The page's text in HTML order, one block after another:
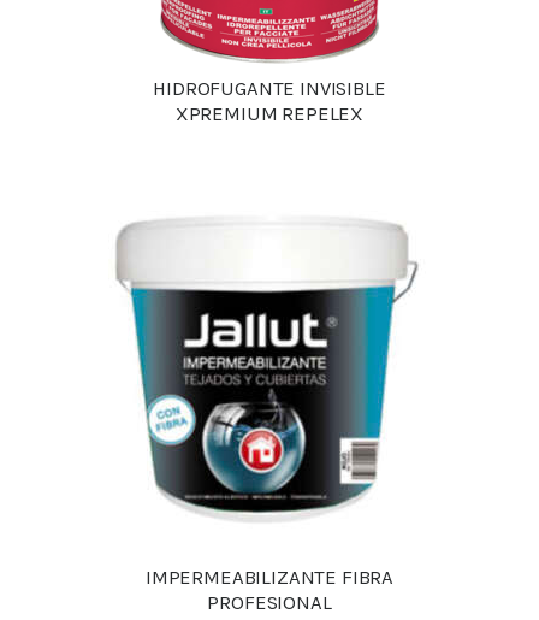
Detalles
HIDROFUGANTE INVISIBLE
XPREMIUM REPELEX
Detalles
IMPERMEABILIZANTE FIBRA
PROFESIONAL